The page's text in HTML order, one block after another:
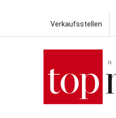
Verkaufsstellen